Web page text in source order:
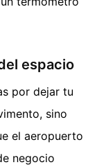
espacio
por dejar tu
sino
el aeropuerto
negocio